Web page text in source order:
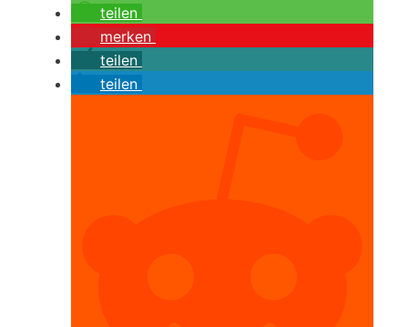
teilen
merken
teilen
teilen